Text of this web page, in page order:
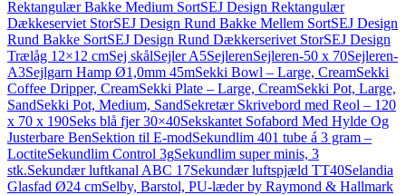
Rektangulær Bakke Medium SortSEJ Design Rektangulær
Dækkeserviet StorSEJ Design Rund Bakke Mellem SortSEJ Design
Rund Bakke SortSEJ Design Rund Dækkerserivet StorSEJ Design
Trælåg 12×12 cmSej skålSejler A5SejlerenSejleren-50 x 70Sejleren-
A3Sejlgarn Hamp Ø1,0mm 45mSekki Bowl – Large, CreamSekki
Coffee Dripper, CreamSekki Plate – Large, CreamSekki Pot, Large,
SandSekki Pot, Medium, SandSekretær Skrivebord med Reol – 120
x 70 x 190Seks blå fjer 30×40Sekskantet Sofabord Med Hylde Og
Justerbare BenSektion til E-modSekundlim 401 tube á 3 gram –
LoctiteSekundlim Control 3gSekundlim super minis, 3
stk.Sekundær luftkanal ABC 17Sekundær luftspjæld TT40Selandia
Glasfad Ø24 cmSelby, Barstol, PU-læder by Raymond & Hallmark